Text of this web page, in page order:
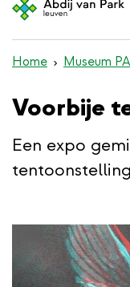
en
inhoud
Home Museum
Voorbije
Een expo